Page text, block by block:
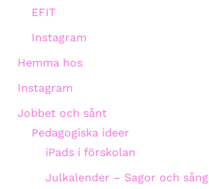
EFIT
Instagram
Hemma hos
Instagram
Jobbet och sånt
Pedagogiska ideer
iPads i förskolan
Julkalender – Sagor och sång